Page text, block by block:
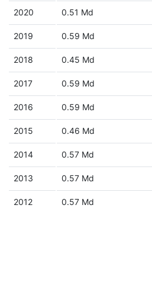
2020 0.51 Md
2019 0.59 Md
2018 0.45 Md
2017 0.59 Md
2016 0.59 Md
2015 0.46 Md
2014 0.57 Md
2013 0.57 Md
2012 0.57 Md